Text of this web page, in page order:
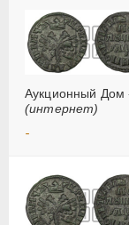
Аукционный Дом
(интернет)
-